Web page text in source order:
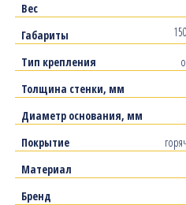
Вес
Габариты
Тип крепления
Толщина стенки, мм
Диаметр основания, мм
Покрытие
Материал
Бренд